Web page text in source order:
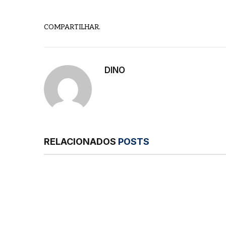
COMPARTILHAR.
DINO
RELACIONADOS POSTS